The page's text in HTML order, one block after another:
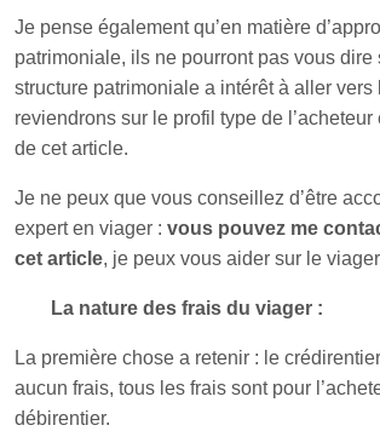
Je pense également qu’en matière
patrimoniale, ils ne pourront pas vous dire
structure patrimoniale a intérêt à aller vers
reviendrons sur le profil type de
de cet article.
Je ne peux que vous conseillez d’être
expert en viager : vous pouvez me
cet article, je peux vous aider sur le
La nature des frais du viager :
La première chose a retenir : le
aucun frais, tous les frais sont pour
débirentier.